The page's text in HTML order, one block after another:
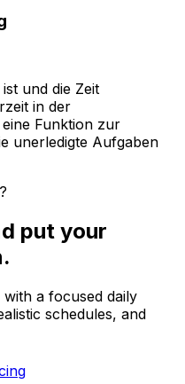
und die Zeit
in der
Funktion zur
unerledigte Aufgaben
put your
a focused daily
schedules, and